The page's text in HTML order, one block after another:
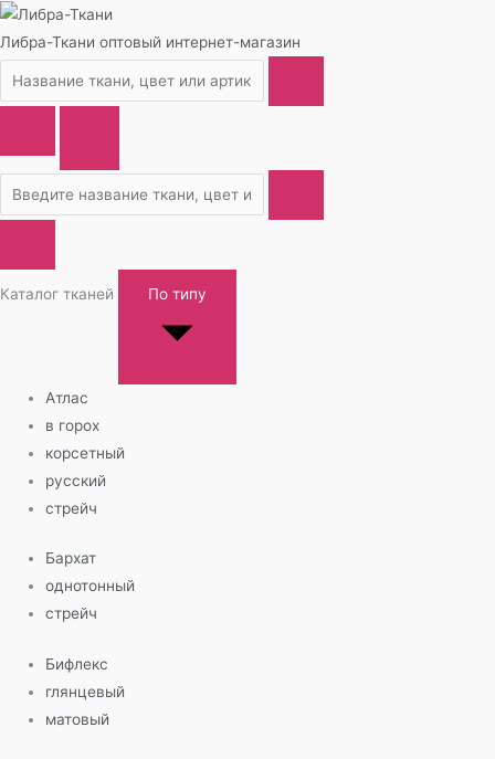
Либра-Ткани оптовый интернет-магазин
Каталог тканей По типу
Атлас
в горох
корсетный
русский
стрейч
Бархат
однотонный
стрейч
Бифлекс
глянцевый
матовый